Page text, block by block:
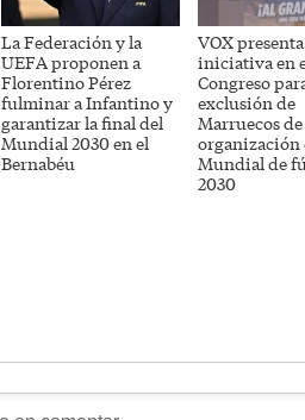
La Federación y la
UEFA proponen a
Florentino Pérez
fulminar a Infantino y
garantizar la final del
Mundial 2030 en el
Bernabéu
VOX
iniciativa en
Congreso
exclusión de
Marruecos
organización
Mundial de
2030